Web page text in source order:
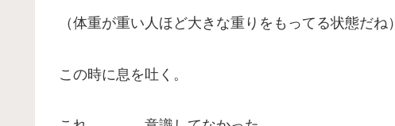
（体重が重い人ほど大きな重りをもってる状態だね）
この時に息を吐く。